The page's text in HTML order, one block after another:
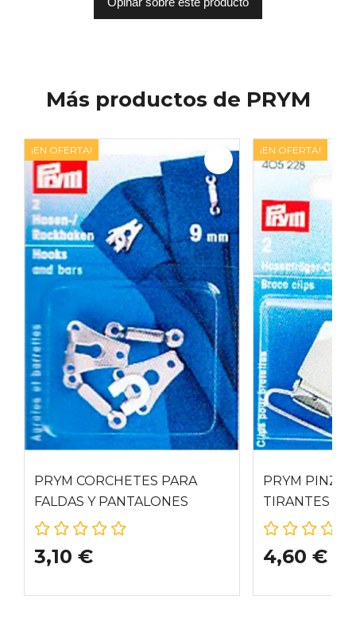
Más productos de PRYM
PRYM CORCHETES PARA
FALDAS Y PANTALONES
3,10 €
¡EN OFERTA!
PRYM
TIRANTES
4,60 €
¡EN OFERTA!